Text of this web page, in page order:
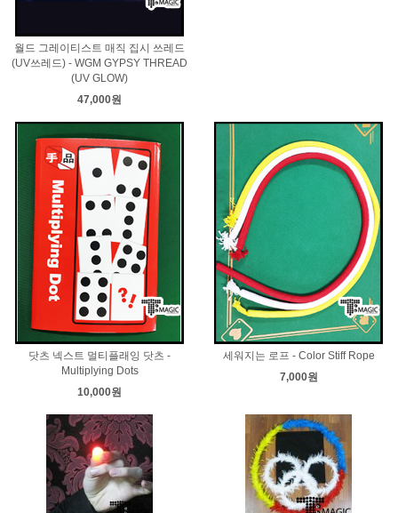
월드 그레이티스트 매직 집시 쓰레드
(UV쓰레드) - WGM GYPSY THREAD
(UV GLOW)
47,000원
닷츠 넥스트 멀티플래잉 닷츠 -
Multiplying Dots
10,000원
세워지는 로프 - Color Stiff Rope
7,000원